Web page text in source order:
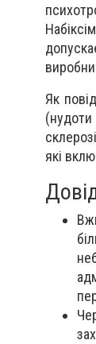
Як
які